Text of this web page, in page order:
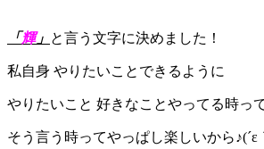
「 輝」 と言う文字に決めました！
私自身 やりたいことできるように
やりたいこと 好きなことやってる時っ
そう言う時ってやっぱし楽しいから♪(´ε